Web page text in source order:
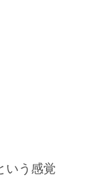
いう感覚